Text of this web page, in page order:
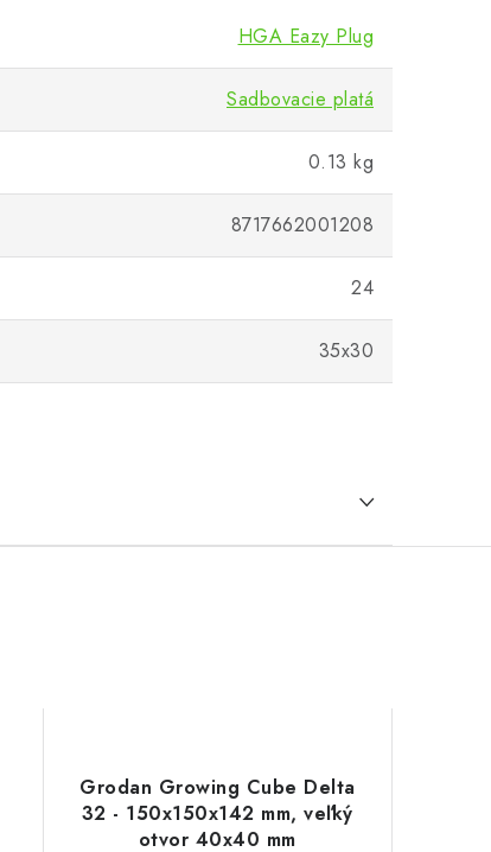
HGA Eazy Plug
Sadbovacie platá
0.13 kg
8717662001208
24
35x30
Grodan Growing Cube Delta
32 - 150x150x142 mm, veľký
otvor 40x40 mm